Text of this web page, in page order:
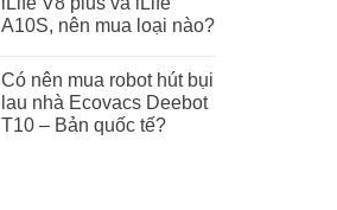
A10S, nên mua loại nào?
Có nên mua robot hút bụi
lau nhà Ecovacs Deebot
T10 – Bản quốc tế?